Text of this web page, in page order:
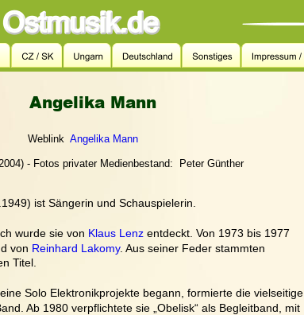
Angelika Mann
- Fotos privater Medienbestand:  Peter Günther
ist Sängerin und Schauspielerin.
wurde sie von Klaus Lenz entdeckt. Von 1973 bis 1977
von Reinhard Lakomy. Aus seiner Feder stammten
Titel.
Solo Elektronikprojekte begann, formierte die vielseitige
Ab 1980 verpflichtete sie „Obelisk“ als Begleitband, mit
   Weblink
Angelika Mann